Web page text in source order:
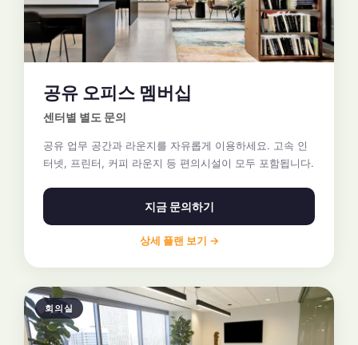
공유 오피스 멤버십
센터별 별도 문의
공유 업무 공간과 라운지를 자유롭게 이용하세요. 고속 인
터넷, 프린터, 커피 라운지 등 편의시설이 모두 포함됩니다.
지금 문의하기
상세 플랜 보기 →
회의실